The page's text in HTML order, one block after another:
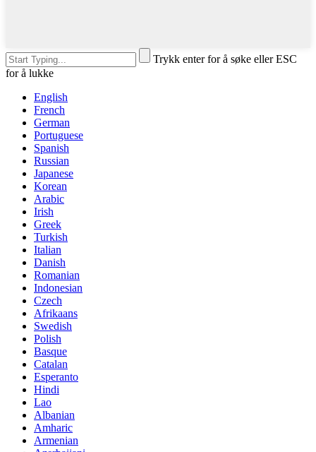
Trykk enter for å søke eller ESC
for å lukke
English
French
German
Portuguese
Spanish
Russian
Japanese
Korean
Arabic
Irish
Greek
Turkish
Italian
Danish
Romanian
Indonesian
Czech
Afrikaans
Swedish
Polish
Basque
Catalan
Esperanto
Hindi
Lao
Albanian
Amharic
Armenian